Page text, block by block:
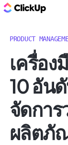
PRODUCT
เครื่อง
10 อัน
จัดการ
ผลิตภั